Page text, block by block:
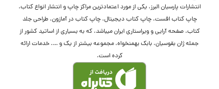
انتشارات پارسیان البرز، یکی از مورد اعتمادترین مراکز چاپ و انتشار انواع کتاب،
چاپ کتاب افست، چاپ کتاب دیجیتال، چاپ کتاب در آمازون، طراحی جلد
کتاب، صفحه آرایی و ویراستاری ایران میباشد، که به بسیاری از اساتید کشور از
جمله ژان بقوسیان، بابک بهمنخواه، مجموعه بیشتر از یک و …. خدمات ارائه
کرده است.